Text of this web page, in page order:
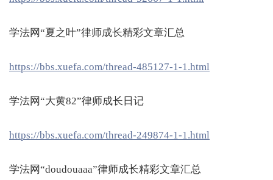
学法网“夏之叶”律师成长精彩文章汇总
https://bbs.xuefa.com/thread-485127-1-1.html
学法网“大黄82”律师成长日记
https://bbs.xuefa.com/thread-249874-1-1.html
学法网“doudouaaa”律师成长精彩文章汇总